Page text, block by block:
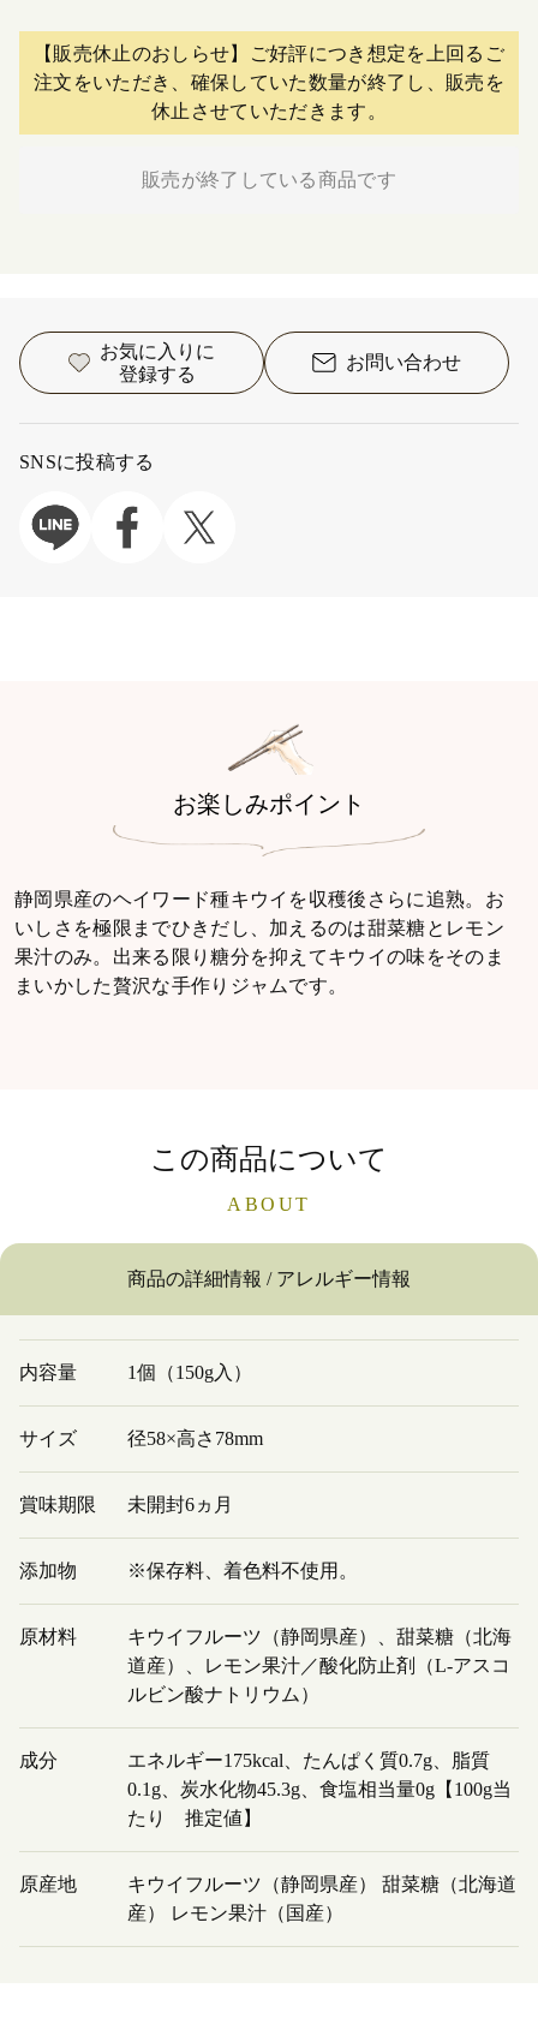
【販売休止のおしらせ】ご好評につき想定を上回るご
注文をいただき、確保していた数量が終了し、販売を
休止させていただきます。
販売が終了している商品です
お気に入りに
登録する
お問い合わせ
SNSに投稿する
お楽しみポイント
静岡県産のヘイワード種キウイを収穫後さらに追熟。お
いしさを極限までひきだし、加えるのは甜菜糖とレモン
果汁のみ。出来る限り糖分を抑えてキウイの味をそのま
まいかした贅沢な手作りジャムです。
この商品について
ABOUT
商品の詳細情報 / アレルギー情報
内容量 1個（150g入）
サイズ 径58×高さ78mm
賞味期限 未開封6ヵ月
添加物 ※保存料、着色料不使用。
原材料
キウイフルーツ（静岡県産）、甜菜糖（北海
道産）、レモン果汁／酸化防止剤（L-アスコ
ルビン酸ナトリウム）
成分
エネルギー175kcal、たんぱく質0.7g、脂質
0.1g、炭水化物45.3g、食塩相当量0g【100g当
たり 推定値】
原産地
キウイフルーツ（静岡県産） 甜菜糖（北海道
産） レモン果汁（国産）